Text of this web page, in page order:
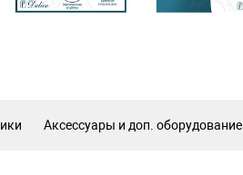
Аксессуары и доп. оборудование